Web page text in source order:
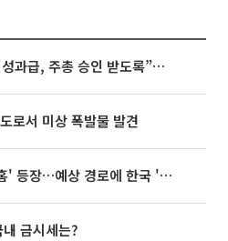
김정관 장관 “반도체 성과급, 주총 승인 받도록”…상법·자본시장법 개정 시사
로서 미상 폭발물 발견
태풍 '돌핀' 이어 '찬홈' 등장…예상 경로에 한국 '한숨'
금시세는?